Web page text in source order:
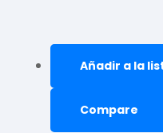
Añadir a la
Compare